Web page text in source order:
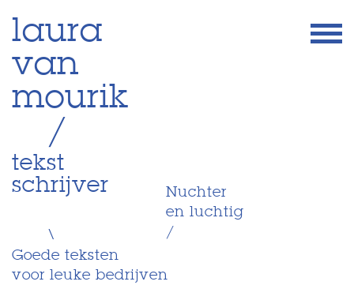
Skip
to
content
laura
van
mourik
/
tekst
schrijver
\
Nuchter
en luchtig
/
Goede teksten
voor leuke bedrijven